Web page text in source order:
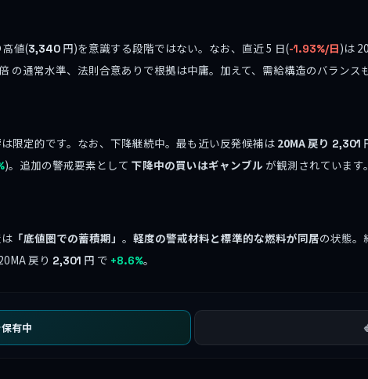
高値(3,340 円)を意識する段階ではない。なお、直近 5 日(-1.93%/日)は
の通常水準、法則合意ありで根拠は中庸。加えて、需給構造のバランス
限定的です。なお、下降継続中。最も近い反発候補は 20MA 戻り 2,301
)。追加の警戒要素として 下降中の買いはギャンブル が観測されています
「底値圏での蓄積期」 。 軽度の警戒材料と標準的な燃料が同居の状態。
戻り 2,301 円 で +8.6%。
有中